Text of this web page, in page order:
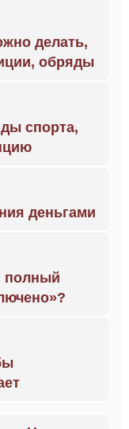
делать,
обряды
спорта,
деньгами
полный